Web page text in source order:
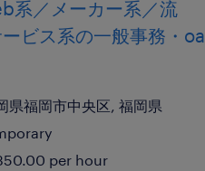
系／メーカー系／流
ビス系の一般事務・oa
県福岡市中央区, 福岡県
per hour